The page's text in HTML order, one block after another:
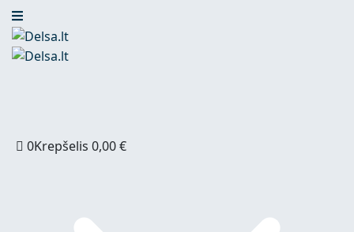
0Krepšelis0,00€